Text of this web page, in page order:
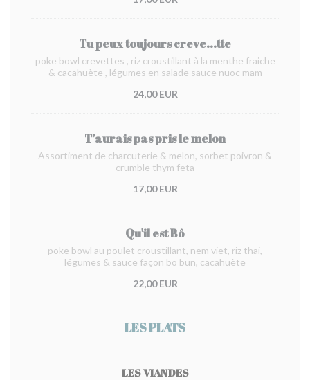
Tu peux toujours creve...tte
poke bowl crevettes , riz croustillant à la menthe fraiche
& cacahuète , légumes en salade sauce nuoc mam
24,00 EUR
T’aurais pas pris le melon
Assortiment de charcuterie & melon, sorbet poivron &
crumble thym feta
17,00 EUR
Qu'il est Bô
poke bowl au poulet croustillant, nem viet, riz thai,
légumes & sauce façon bo bun, cacahuète
22,00 EUR
LES PLATS
LES VIANDES